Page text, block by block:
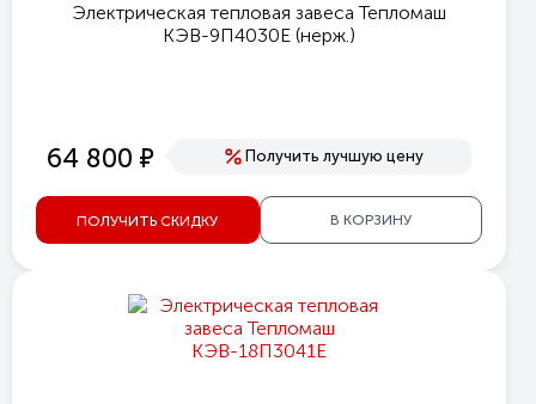
Электрическая тепловая завеса Тепломаш
КЭВ-9П4030E (нерж.)
64 800 е Получить лучшую цену
ПОЛУЧИТЬ СКИДКУ В КОРЗИНУ